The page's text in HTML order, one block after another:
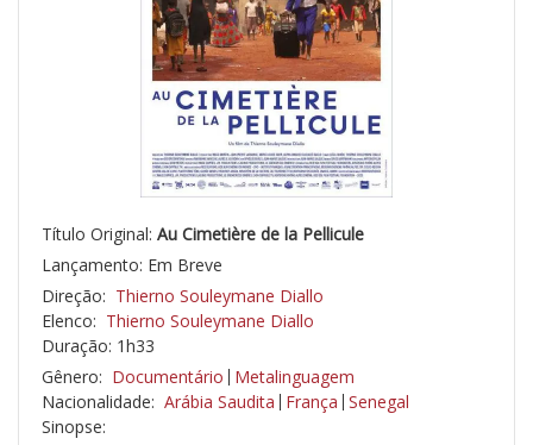
Título Original: Au Cimetière de la Pellicule
Lançamento: Em Breve
Direção: Thierno Souleymane Diallo
Elenco: Thierno Souleymane Diallo
Duração: 1h33
Gênero: Documentário Metalinguagem
Nacionalidade: Arábia Saudita França Senegal
Sinopse: